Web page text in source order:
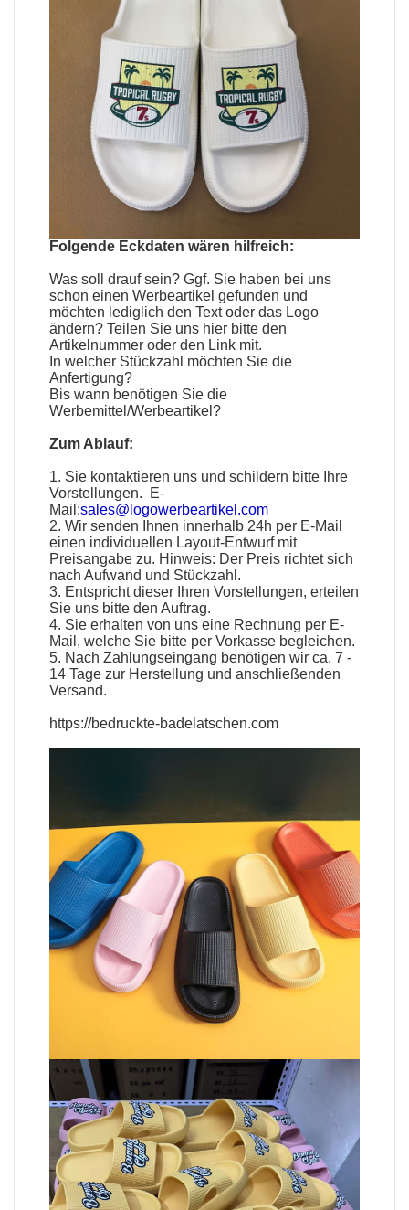
Folgende Eckdaten wären hilfreich:
Was soll drauf sein? Ggf. Sie haben bei uns
schon einenWerbeartikel gefunden und
möchten lediglich den Text oder das Logo
ändern? Teilen Sie uns hier bitte den
Artikelnummer oder den Link mit.
In welcher Stückzahl möchten Sie die
Anfertigung?
Bis wann benötigen Sie die
Werbemittel/Werbeartikel?
Zum Ablauf:
1. Sie kontaktieren uns und schildern bitte Ihre
Vorstellungen. E-
Mail:sales@logowerbeartikel.com
2. Wir senden Ihnen innerhalb 24h per E-Mail
einen individuellen Layout-Entwurf mit
Preisangabe zu. Hinweis: Der Preis richtet sich
nach Aufwand und Stückzahl.
3. Entspricht dieser Ihren Vorstellungen, erteilen
Sie uns bitte den Auftrag.
4. Sie erhalten von uns eine Rechnung per E-
Mail, welche Sie bitte per Vorkasse begleichen.
5. Nach Zahlungseingang benötigen wir ca. 7 -
14 Tage zur Herstellung und anschließenden
Versand.
https://bedruckte-badelatschen.com